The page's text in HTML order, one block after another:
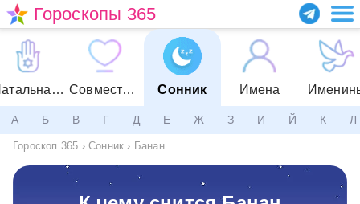
Гороскопы 365
Натальная карта Совместимость Сонник Имена
А Б В Г Д Е Ж З И Й К Л
Гороскоп 365 › Сонник › Банан